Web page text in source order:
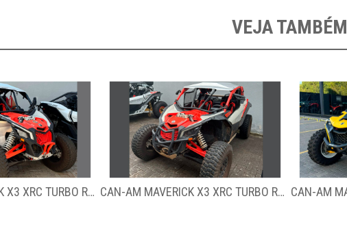
VEJA TAMBÉM
CAN-AM MAVERICK X3 XRC TURBO RR – 2022 CAN-AM MAVERICK R XRS 999T – 2024